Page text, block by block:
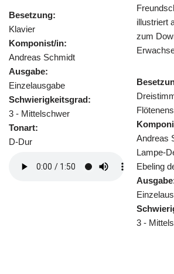
Freundschaften. Bunt
illustriert als farbige Ausgabe
zum Download für Kinder &
Besetzung:
Dreistimmiges
Flötenensemble
Andreas Schmid, Sigrid
Lampe-Densky, Mareile
Ebeling de Weldige-Cremer
Schwierigkeitsgrad: